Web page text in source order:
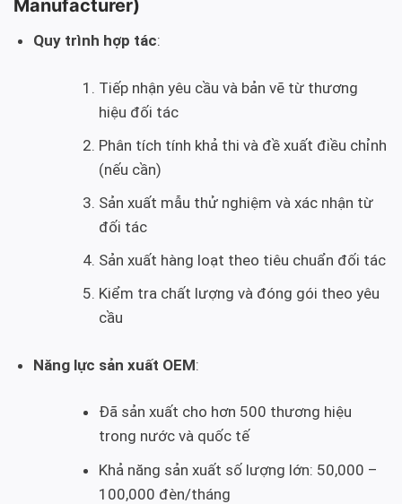
Manufacturer)
Quy trình hợp tác:
Tiếp nhận yêu cầu và bản vẽ từ thương
hiệu đối tác
Phân tích tính khả thi và đề xuất điều chỉnh
(nếu cần)
Sản xuất mẫu thử nghiệm và xác nhận từ
đối tác
Sản xuất hàng loạt theo tiêu chuẩn đối tác
Kiểm tra chất lượng và đóng gói theo yêu
cầu
Năng lực sản xuất OEM:
Đã sản xuất cho hơn 500 thương hiệu
trong nước và quốc tế
Khả năng sản xuất số lượng lớn: 50,000 –
100,000 đèn/tháng